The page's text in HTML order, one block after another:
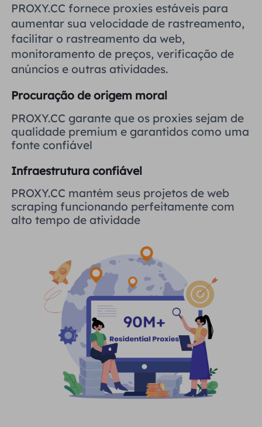
Reino Unido
Brasil
Rússia
Русский
हिंदी
PROXY.CC fornece proxies estáveis ​​para
aumentar sua velocidade de rastreamento,
facilitar o rastreamento da web,
monitoramento de preços, verificação de
anúncios e outras atividades.
Procuração de origem moral
PROXY.CC garante que os proxies sejam de
qualidade premium e garantidos como uma
fonte confiável
Infraestrutura confiável
PROXY.CC mantém seus projetos de web
scraping funcionando perfeitamente com
alto tempo de atividade